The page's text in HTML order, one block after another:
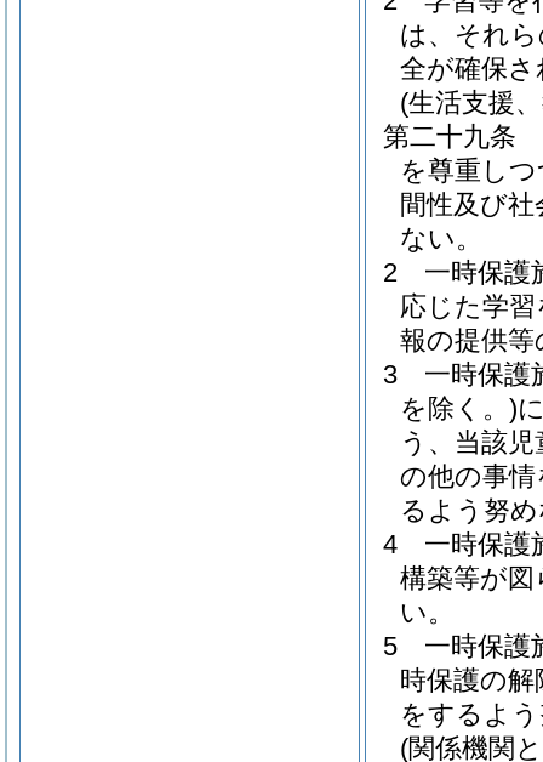
は、それ
全が確保
(生活支援
第二十九条
を尊重し
間性及び
ない。
2
一時保護
応じた学
報の提供
3
一時保護
を除く。)
う、当該
の他の事
るよう努
4
一時保護
構築等が
い。
5
一時保護
時保護の
をするよ
(関係機関